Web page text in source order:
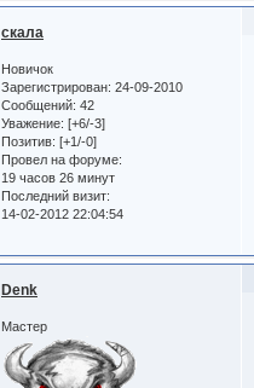
скала
Новичок
Зарегистрирован: 24-09-2010
Сообщений: 42
Уважение: [+6/-3]
Позитив: [+1/-0]
Провел на форуме:
19 часов 26 минут
Последний визит:
14-02-2012 22:04:54
Denk
Мастер